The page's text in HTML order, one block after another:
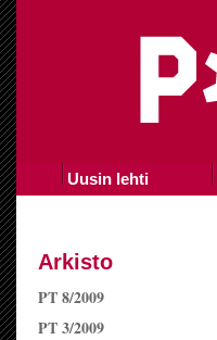
Uusin lehti
Arkisto
PT 8/2009
PT 3/2009